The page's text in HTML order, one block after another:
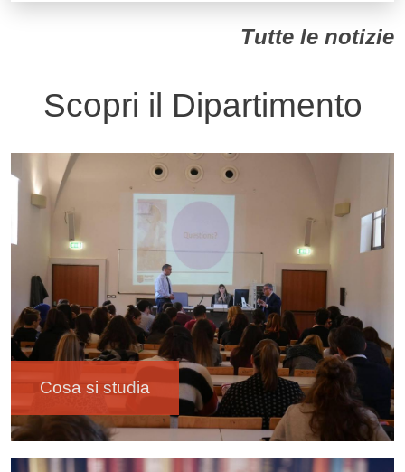
Tutte le notizie
Scopri il Dipartimento
Immagine
Cosa si studia